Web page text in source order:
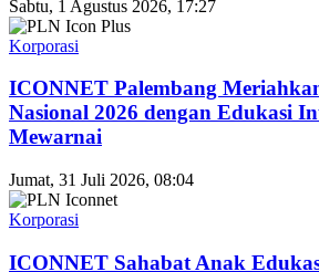
Sabtu, 1 Agustus 2026, 17:27
Korporasi
ICONNET Palembang
Nasional 2026 dengan Edukasi
Mewarnai
Jumat, 31 Juli 2026, 08:04
Korporasi
ICONNET Sahabat Anak